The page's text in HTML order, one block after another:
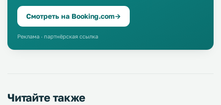
Смотреть на Booking.com→
Реклама · партнёрская ссылка
Читайте также